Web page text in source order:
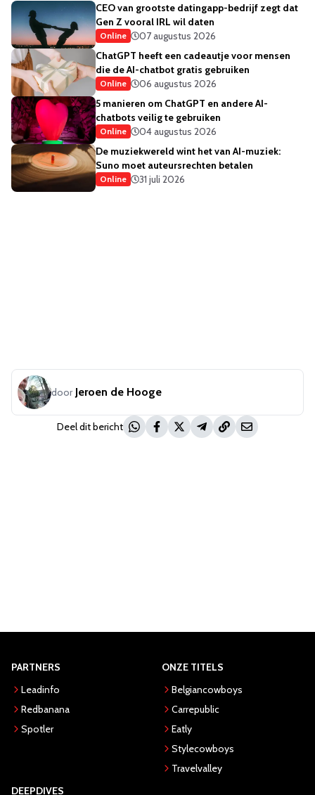
CEO van grootste datingapp-bedrijf zegt dat
Gen Z vooral IRL wil daten
Online
07 augustus 2026
ChatGPT heeft een cadeautje voor mensen
die de AI-chatbot gratis gebruiken
Online
06 augustus 2026
5 manieren om ChatGPT en andere AI-
chatbots veilig te gebruiken
Online
04 augustus 2026
De muziekwereld wint het van AI-muziek:
Suno moet auteursrechten betalen
Online 31 juli 2026
door Jeroen de Hooge
Deel dit bericht
PARTNERS
Leadinfo
Redbanana
Spotler
ONZE TITELS
Belgiancowboys
Carrepublic
Eatly
Stylecowboys
Travelvalley
DEEPDIVES